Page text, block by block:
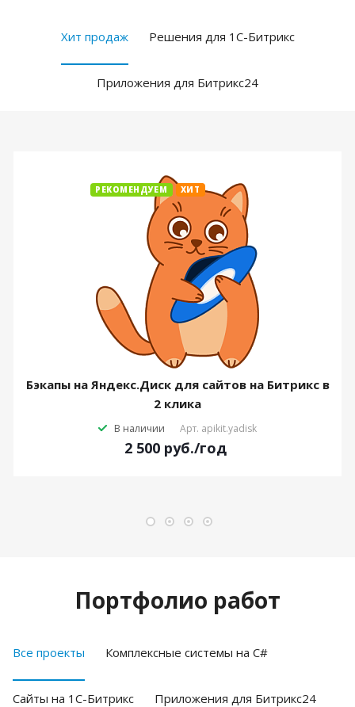
Хит продаж Решения для 1С-Битрикс
Приложения для Битрикс24
РЕКОМЕНДУЕМ ХИТ
Бэкапы на Яндекс.Диск для сайтов на Битрикс в
2 клика
В наличии Арт. apikit.yadisk
2 500 руб./год
Портфолио работ
Все проекты Комплексные системы на C#
Cайты на 1С-Битрикс Приложения для Битрикс24